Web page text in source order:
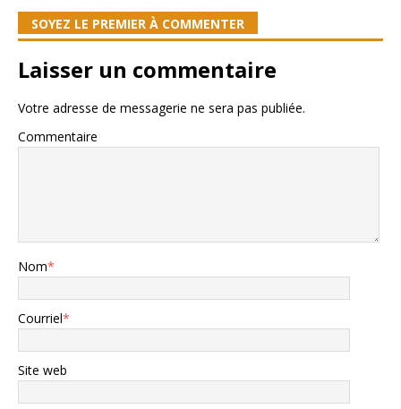
SOYEZ LE PREMIER À COMMENTER
Laisser un commentaire
Votre adresse de messagerie ne sera pas publiée.
Commentaire
Nom*
Courriel*
Site web